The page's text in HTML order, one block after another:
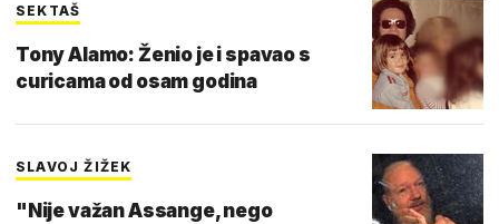
SEKTAŠ
Tony Alamo: Ženio je i spavao s
curicama od osam godina
SLAVOJ ŽIŽEK
"Nije važan Assange, nego